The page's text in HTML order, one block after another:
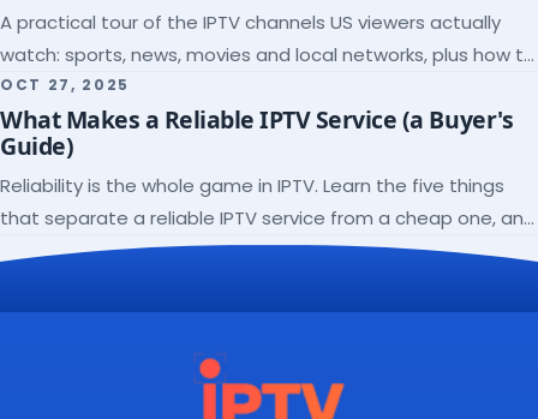
A practical tour of the IPTV channels US viewers actually
watch: sports, news, movies and local networks, plus how to
check a lineup before you subscribe.
OCT 27, 2025
What Makes a Reliable IPTV Service (a Buyer's
Guide)
Reliability is the whole game in IPTV. Learn the five things
that separate a reliable IPTV service from a cheap one, and
how to verify each before paying.